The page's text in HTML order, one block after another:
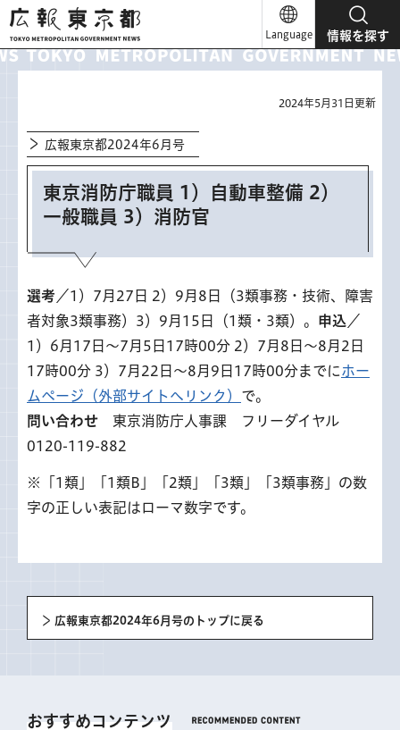
広報東京都
Language 情報を探す
2024年5月31日更新
広報東京都2024年6月号
東京消防庁職員 1）自動車整備 2）
一般職員 3）消防官
選考 ／1）7月27日 2）9月8日（3類事務・技術、障害
者対象3類事務）3）9月15日（1類・3類）。
申込 ／
1）6月17日～7月5日17時00分 2）7月8日～8月2日
17時00分 3）7月22日～8月9日17時00分までに ホー
ムページ（外部サイトへリンク） で。
問い合わせ 東京消防庁人事課 フリーダイヤル
0120-119-882
※「1類」「1類B」「2類」「3類」「3類事務」の数
字の正しい表記はローマ数字です。
広報東京都2024年6月号のトップに戻る
おすすめコンテンツ